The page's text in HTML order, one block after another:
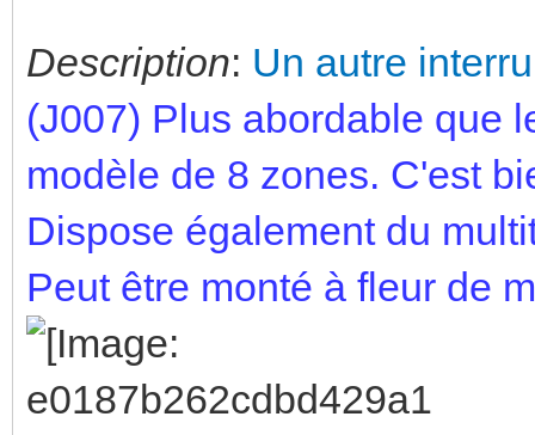
Description: Un autre
(J007) Plus abordable que
modèle de 8 zones. C'est
Dispose également du
Peut être monté à fleur de